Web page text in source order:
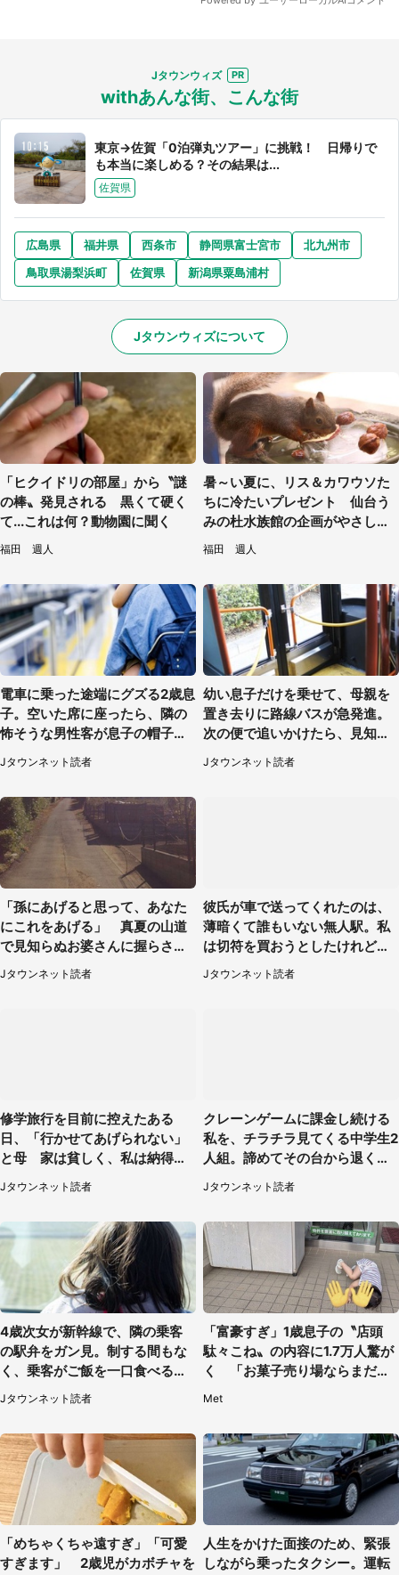
Jタウンウィズ
withあんな街、こんな街
東京→佐賀「0泊弾丸ツアー」に挑戦！ 日帰りで
も本当に楽しめる？その結果は...
佐賀県
広島県 福井県 西条市 静岡県富士宮市
北九州市
鳥取県湯梨浜町
佐賀県 新潟県粟島浦村
Jタウンウィズについて
「ヒクイドリの部屋」から〝謎
の棒〟発見される 黒くて硬く
て...これは何？動物園に聞く
福田 週人
暑～い夏に、リス＆カワウソた
ちに冷たいプレゼント 仙台う
みの杜水族館の企画がやさしい
【7／31～8／23】
福田 週人
電車に乗った途端にグズる2歳息
子。空いた席に座ったら、隣の
怖そうな男性客が息子の帽子に
手を伸ばし（千葉県・40代女
性）
Jタウンネット読者
幼い息子だけを乗せて、母親を
置き去りに路線バスが急発進。
次の便で追いかけたら、見知ら
ぬ若い女性が（京都府・60代女
性）
Jタウンネット読者
「孫にあげると思って、あなた
にこれをあげる」 真夏の山道
で見知らぬお婆さんに握らされ
たもの（山口県・30代女性）
Jタウンネット読者
彼氏が車で送ってくれたのは、
薄暗くて誰もいない無人駅。私
は切符を買おうとしたけれど
（山形県・20代女性）
Jタウンネット読者
修学旅行を目前に控えたある
日、「行かせてあげられない」
と母 家は貧しく、私は納得し
たけれど...（北海道・70代以上
女性）
Jタウンネット読者
クレーンゲームに課金し続ける
私を、チラチラ見てくる中学生2
人組。諦めてその台から退く
と、後ろから声が（東京都・40
代女性）
Jタウンネット読者
4歳次女が新幹線で、隣の乗客
の駅弁をガン見。制する間もな
く、乗客がご飯を一口食べると
（茨城県・50代女性）
Jタウンネット読者
「富豪すぎ」1歳息子の〝店頭
駄々こね〟の内容に1.7万人驚が
く 「お菓子売り場ならまだし
Met
「めちゃくちゃ遠すぎ」「可愛
すぎます」 2歳児がカボチャを
人生をかけた面接のため、緊張
しながら乗ったタクシー。運転